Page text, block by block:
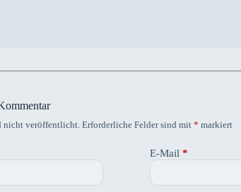
nicht veröffentlicht. Erforderliche Felder sind mit * markiert
E-Mail*